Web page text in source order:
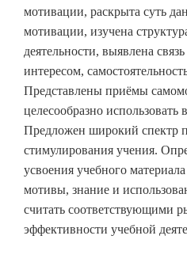
мотивации, раскрыта суть
мотивации, изучена
деятельности, выявлена
интересом,
Представлены приёмы
целесообразно использовать
Предложен широкий спектр
стимулирования учения.
усвоения учебного
мотивы, знание и
считать соответствующими
эффективности учебной